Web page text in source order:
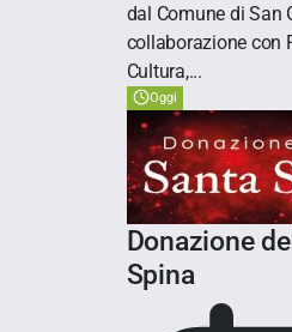
dal Comune di San
collaborazione con
Cultura,...
Oggi
Donazione
Spina